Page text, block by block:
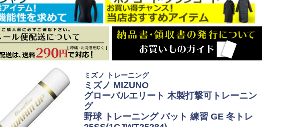
ミズノ トレーニング
ミズノ MIZUNO
グローバルエリート 木製打撃可トレーニン
グ
野球 トレーニング バット 練習 GE 冬トレ